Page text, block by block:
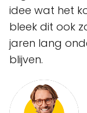
idee wat het
bleek dit ook
jaren lang
blijven.